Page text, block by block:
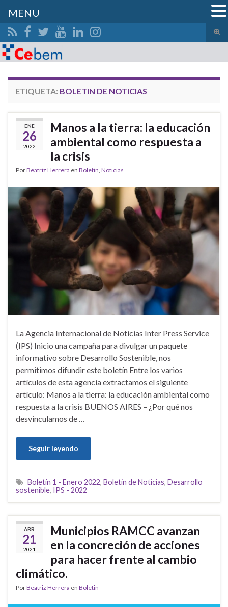
el
Search for:
ETIQUETA: BOLETIN DE NOTICIAS
ENE
26
2022
Manos a la tierra: la educación
ambiental como respuesta a
la crisis
PorBeatriz Herrera en Boletin, Noticias
La Agencia Internacional de Noticias Inter Press Service
(IPS) Inicio una campaña para divulgar un paquete
informativo sobre Desarrollo Sostenible, nos
permitimos difundir este boletín Entre los varios
artículos de esta agencia extractamos el siguiente
artículo: Manos a la tierra: la educación ambiental como
respuesta a la crisis BUENOS AIRES – ¿Por qué nos
desvinculamos de …
Seguir leyendo
Boletín 1 - Enero 2022, Boletin de Noticias, Desarrollo
sostenible, IPS - 2022
ABR
21
2021
Municipios RAMCC avanzan
en la concreción de acciones
para hacer frente al cambio
climático.
PorBeatriz Herrera en Boletin
MENU